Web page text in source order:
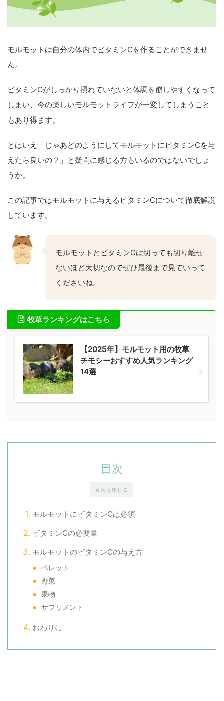
モルモットは自分の体内でビタミンCを作ることができませ
ん。
ビタミンCがしっかり摂れていないと体調を崩しやすくなって
しまい、今の楽しいモルモットライフが一変してしまうこと
もあり得ます。
とはいえ「じゃあどのようにしてモルモットにビタミンCを与
えたら良いの？」と疑問に感じる方もいるのではないでしょ
うか。
この記事ではモルモットに与えるビタミンCについて徹底解説
しています。
モルモットとビタミンCは切っても切り離せ
ないほど大切なのでぜひ最後まで見ていって
くださいね。
牧草ランキングはこちら
【2025年】モルモット用の牧草
チモシーおすすめ人気ランキング
14選
目次を閉じる
目次
モルモットにビタミンCは必須
ビタミンCの必要量
モルモットのビタミンCの与え方
ペレット
野菜
果物
サプリメント
おわりに